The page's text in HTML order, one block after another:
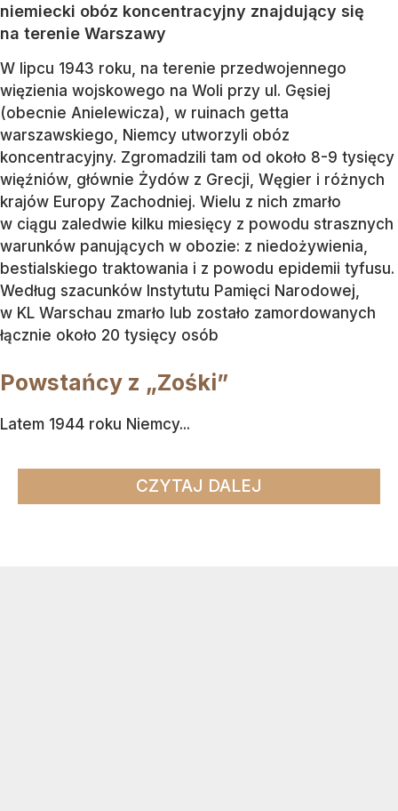
niemiecki obóz koncentracyjny znajdujący się
na terenie Warszawy
W lipcu 1943 roku, na terenie przedwojennego
więzienia wojskowego na Woli przy ul. Gęsiej
(obecnie Anielewicza), w ruinach getta
warszawskiego, Niemcy utworzyli obóz
koncentracyjny. Zgromadzili tam od około 8-9 tysięcy
więźniów, głównie Żydów z Grecji, Węgier i różnych
krajów Europy Zachodniej. Wielu z nich zmarło
w ciągu zaledwie kilku miesięcy z powodu strasznych
warunków panujących w obozie: z niedożywienia,
bestialskiego traktowania i z powodu epidemii tyfusu.
Według szacunków Instytutu Pamięci Narodowej,
w KL Warschau zmarło lub zostało zamordowanych
łącznie około 20 tysięcy osób
Powstańcy z „Zośki”
Latem 1944 roku Niemcy...
CZYTAJ DALEJ